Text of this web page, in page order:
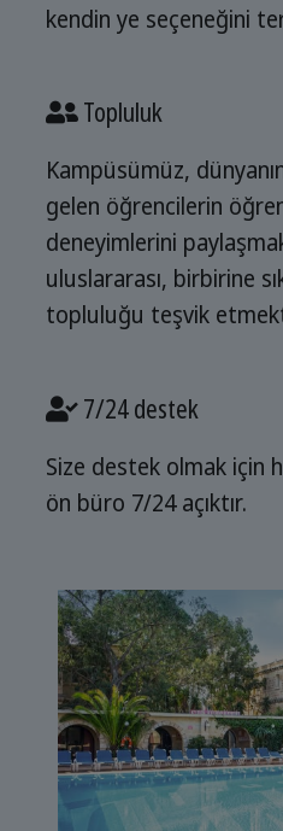
kendin ye seçeneğini
Topluluk
Kampüsümüz,
gelen öğrencilerin
deneyimlerini
uluslararası, birbirine
topluluğu teşvik
7/24 destek
Size destek olmak için
ön büro 7/24 açıktır.